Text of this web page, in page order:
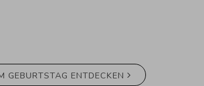
GEBURTSTAG ENTDECKEN